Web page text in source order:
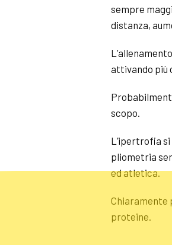
sempre
distanza,
attivando più
scopo.
L’ipertrofia
pliometria
ed atletica.
Chiaramente
proteine.